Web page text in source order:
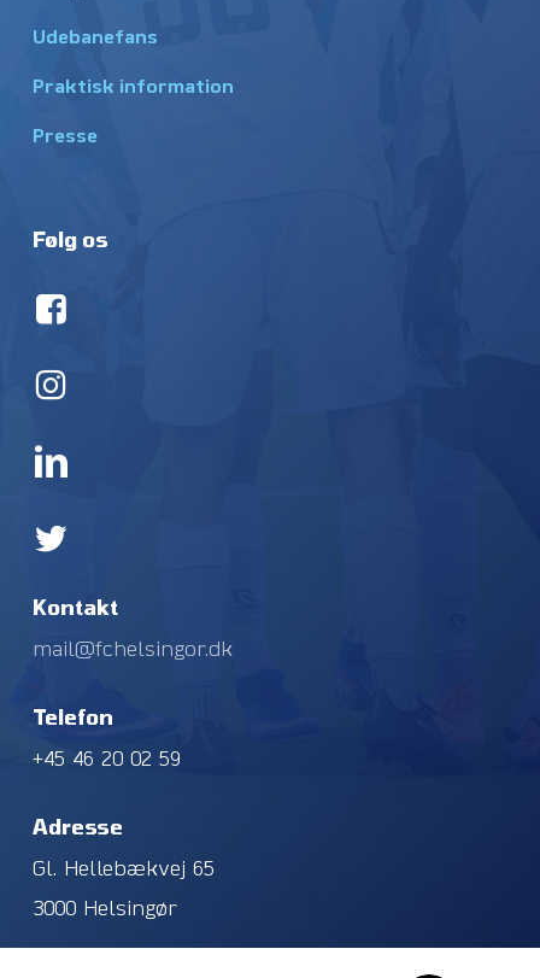
Udebanefans
Praktisk information
Presse
Følg os
Kontakt
mail@fchelsingor.dk
Telefon
+45 46 20 02 59
Adresse
Gl. Hellebækvej 65
3000 Helsingør